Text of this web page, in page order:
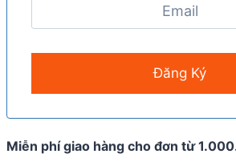
Miễn phí giao hàng cho đơn từ